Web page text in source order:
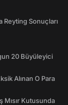
Reyting Sonuçları
20 Büyüleyici
Alınan O Para
Mısır Kutusunda